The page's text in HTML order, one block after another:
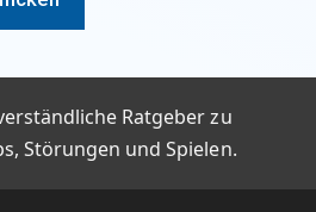
Ratgeber zu
Störungen und Spielen.